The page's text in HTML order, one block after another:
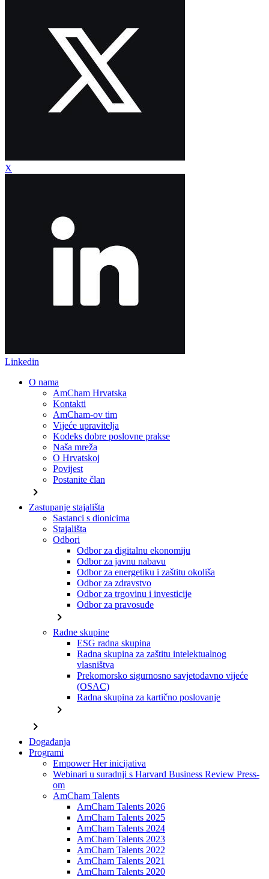
X
Linkedin
O nama
AmCham Hrvatska
Kontakti
AmCham-ov tim
Vijeće upravitelja
Kodeks dobre poslovne prakse
Naša mreža
O Hrvatskoj
Povijest
Postanite član
chevron_right
Zastupanje stajališta
Sastanci s dionicima
Stajališta
Odbori
Odbor za digitalnu ekonomiju
Odbor za javnu nabavu
Odbor za energetiku i zaštitu okoliša
Odbor za zdravstvo
Odbor za trgovinu i investicije
Odbor za pravosuđe
chevron_right
Radne skupine
ESG radna skupina
Radna skupina za zaštitu intelektualnog
vlasništva
Prekomorsko sigurnosno savjetodavno vijeće
(OSAC)
Radna skupina za kartično poslovanje
chevron_right
chevron_right
Događanja
Programi
Empower Her inicijativa
Webinari u suradnji s Harvard Business Review Press-
om
AmCham Talents
AmCham Talents 2026
AmCham Talents 2025
AmCham Talents 2024
AmCham Talents 2023
AmCham Talents 2022
AmCham Talents 2021
AmCham Talents 2020